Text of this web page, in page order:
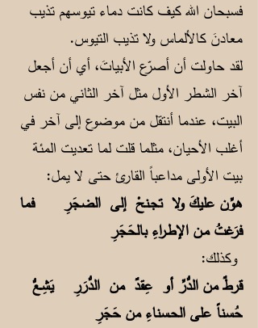
فسبحان الله كيف كانت دماء تيوسهم تذيب
معادنَ كالألماس ولا تذيب التيوس.
لقد حاولت أن أصرّع الأبياتَ، أي أن أجعل
آخر الشطر الأول مثل آخر الثاني من نفس
البيت، عندما أنتقل من موضوع إلى آخر في
أغلب الأحيان، مثلما قلت لما تعديت المئة
بيت الأولى مداعباً القارئ حتى لا يمل:
هوِّن عليكَ ولا تجـنحْ إلى الضجَرِفما
فرَغتُ مـن الإطـراءِ بالحَجَرِ
وكذلك:
قرطٌ من الدُّرِّ أو عِقدٌ من الدُّرَرِيَشِـعُّ
حُسناً على الحـسناءِ من حَجَرِ